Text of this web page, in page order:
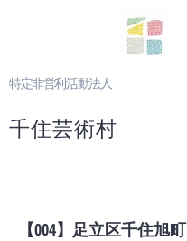
特定非営利活動法人
千住芸術村
【004】足立区千住旭町